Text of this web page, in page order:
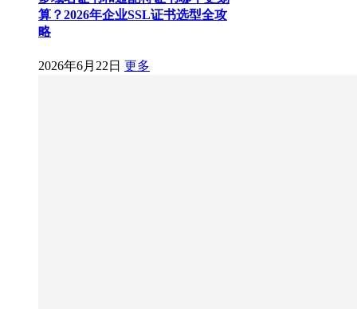
算？2026年企业SSL证书选型全攻
略
2026年6月22日 更多